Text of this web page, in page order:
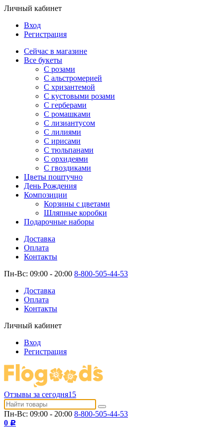
Личный кабинет
Вход
Регистрация
Сейчас в магазине
Все букеты
C розами
С альстромерией
С хризантемой
С кустовыми розами
С герберами
С ромашками
С лизиантусом
С лилиями
С ирисами
С тюльпанами
С орхидеями
С гвоздиками
Цветы поштучно
День Рождения
Композиции
Корзины с цветами
Шляпные коробки
Подарочные наборы
Доставка
Оплата
Контакты
Пн-Вс: 09:00 - 20:00 8-800-505-44-53
Доставка
Оплата
Контакты
Личный кабинет
Вход
Регистрация
Отзывы за сегодня15
Пн-Вс: 09:00 - 20:00 8-800-505-44-53
0 Р